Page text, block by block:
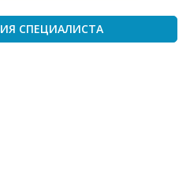
СПЕЦИАЛИСТА